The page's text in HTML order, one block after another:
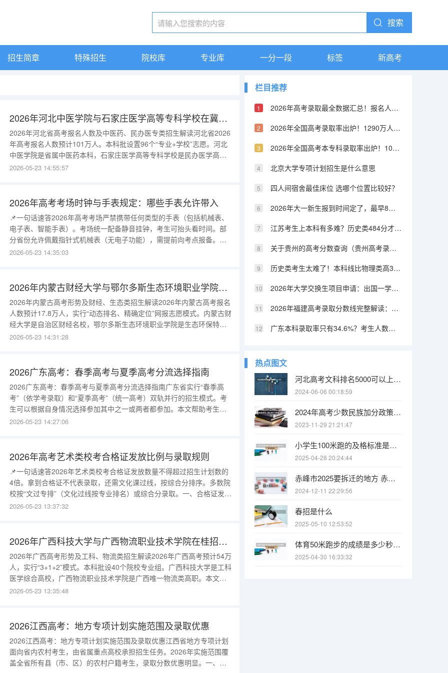
搜索
招生简章 特殊招生 院校库 专业库 一分一段 标签 新高考
2026年河北中医学院与石家庄医学高等专科学校在冀招生计划一览
2026年河北省高考报名人数及中医药、民办医专类招生解读河北省2026
年高考报名人数预计101万人。本科批设置96个“专业+学校”志愿。河北
中医学院是省属中医药本科，石家庄医学高等专科学校是民办医学高
职。本文详解两校2026年在冀招生计划。河北中医学院2026年在冀招生
2026-05-23 14:55:57
2026年高考考场时钟与手表规定：哪些手表允许带入
📌一句话速答2026年高考考场严禁携带任何类型的手表（包括机械表、
电子表、智能手表）。考场统一配备静音挂钟，考生可抬头看时间。部
分省份允许佩戴指针式机械表（无电子功能），需提前向考点报备。
一、严禁携带的手表所有电子手表、智能手表（AppleWatch、小米手环
成绩）。建议
2026-05-23 14:35:03
2026年内蒙古财经大学与鄂尔多斯生态环境职业学院在蒙招生计划
2026年内蒙古高考形势及财经、生态类招生解读2026年内蒙古高考报名
人数预计17.8万人，实行“动态排名、精确定位”网报志愿模式。内蒙古财
经大学是自治区财经名校，鄂尔多斯生态环境职业学院是生态环保特色
高职。本文为内蒙古考生及家长详解两校2026年招生计划。内蒙古财经
2026-05-23 14:31:28
2026广东高考：春季高考与夏季高考分流选择指南
2026广东高考：春季高考与夏季高考分流选择指南广东省实行“春季高
考”（依学考录取）和“夏季高考”（统一高考）双轨并行的招生模式。考
生可以根据自身情况选择参加其中之一或两者都参加。本文帮助考生做
出明智选择。一、春季高考（依学考录取）简介考试时间：2026年1月
总分（满分4
2026-05-23 14:27:06
2026年高考艺术类校考合格证发放比例与录取规则
📌一句话速答2026年艺术类校考合格证发放数量不得超过招生计划数的
4倍。拿到合格证不代表录取，还需文化课过线，按综合分排序。多数院
校按“文过专排”（文化过线按专业排名）或综合分录取。一、合格证发放
规则教育部规定，校考合格证数量不得超过招生计划数的4倍。例如某校
中，最终
2026-05-23 13:37:32
2026年广西科技大学与广西物流职业技术学院在桂招生计划
2026年广西高考形势及工科、物流类招生解读2026年广西高考预计54万
人，实行“3+1+2”模式。本科批设40个院校专业组。广西科技大学是工科
医学综合高校，广西物流职业技术学院是广西唯一物流类高职。本文提
供招生计划预测。广西科技大学2026年在广西自治区招生计划广西科技
2026-05-23 13:35:48
2026江西高考：地方专项计划实施范围及录取优惠
2026江西高考：地方专项计划实施范围及录取优惠江西省地方专项计划
面向省内农村考生，由省属重点高校承担招生任务。2026年实施范围覆
盖全省所有县（市、区）的农村户籍考生，录取分数优惠明显。一、
栏目推荐
2026年高考录取最全数据汇总！报名人数、录取率、各省排名一张表看懂
2026年全国高考录取率出炉！1290万人报名，本科率只有40%？
2026年全国高考本专科录取率出炉！10个人里8个有学上，但本科只有4个
北京大学专项计划招生是什么意思
四人间宿舍最佳床位 选哪个位置比较好？
2026年大一新生报到时间定了，最早8月底就开学，买票要趁早
江苏考生上本科有多难？历史类484分才能上本科，物理类456分
关于贵州的高考分数查询（贵州高考录取位次分数线近3年）
历史类考生太难了！本科线比物理类高30-50分，招生计划只有零头
2026年大学交换生项目申请：出国一学期，费用及学分互认
2026年福建高考录取分数线完整解读：本科线458分历史类446分物理类
广东本科录取率只有34.6%？考生人数多、好学校少，太难了
热点图文
河北高考文科排名5000可以上211吗?
2024-06-06 00:18:59
2024年高考少数民族加分政策（2024年高考政策）
2023-11-29 21:21:47
小学生100米跑的及格标准是多少秒
2025-04-28 20:24:44
赤峰市2025要拆迁的地方 赤峰市2025要拆迁的地方
2024-12-11 22:29:56
春招是什么
2025-05-10 12:53:52
体育50米跑步的成绩是多少秒合格呢？
2025-04-30 16:33:32